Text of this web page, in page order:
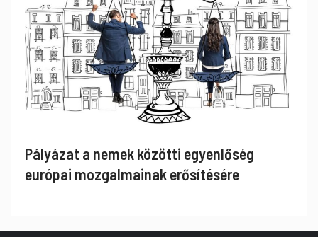
Pályázat a nemek közötti egyenlőség
európai mozgalmainak erősítésére